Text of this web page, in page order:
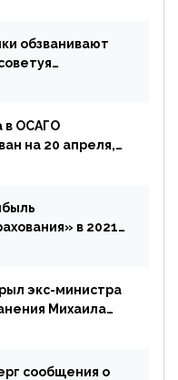
обзванивают
в ОСАГО
на 20 апреля,
[дополнено]
в 2021
экс-министра
Михаила
сообщения о